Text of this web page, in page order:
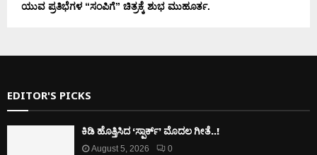
ಯುವ ಪ್ರತಿಭೆಗಳ “ಸಂಪಿಗೆ” ಚಿತ್ರಕ್ಕೆ ಶುಭ ಮುಹೂರ್ತ.
EDITOR'S PICKS
ಕಿಡಿ‌‌ ಹೊತ್ತಿಸಿದ ‘ಸ್ಪಾರ್ಕ್’ ಮೊದಲ‌ ಗೀತೆ..!
August 5, 2026 0